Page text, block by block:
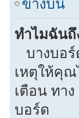
ข้างบน
ทำไมฉันถึ
บางบอร์
เหตุให้คุ
เตือน ทา
บอร์ด